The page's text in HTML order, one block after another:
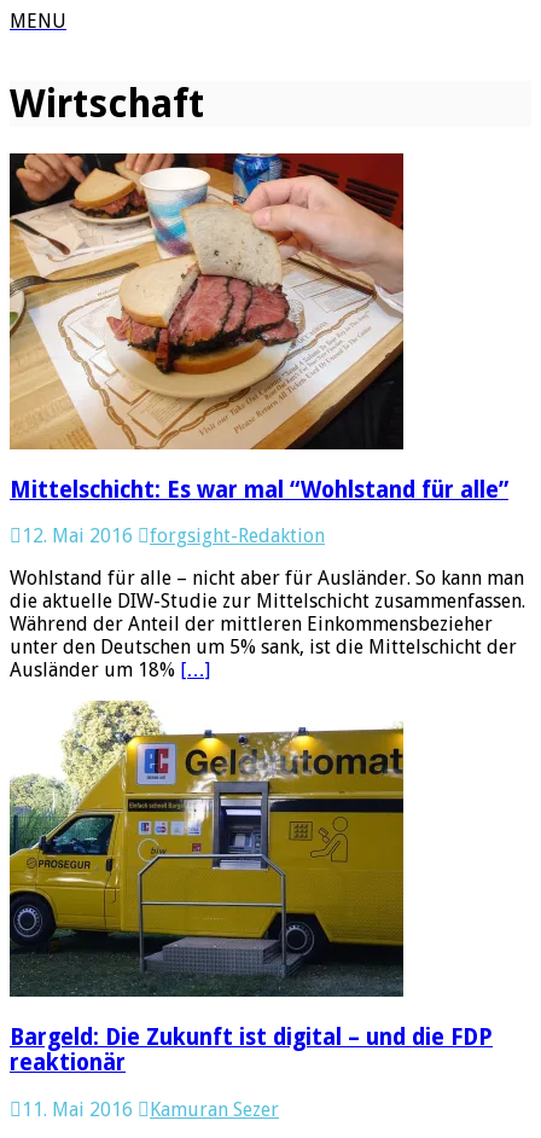
MENU
Wirtschaft
Mittelschicht: Es war mal “Wohlstand für alle”
12. Mai 2016
forgsight-Redaktion
Wohlstand für alle – nicht aber für Ausländer. So kann man
die aktuelle DIW-Studie zur Mittelschicht zusammenfassen.
Während der Anteil der mittleren Einkommensbezieher
unter den Deutschen um 5% sank, ist die Mittelschicht der
Ausländer um 18% […]
Bargeld: Die Zukunft ist digital – und die FDP
reaktionär
11. Mai 2016
Kamuran Sezer